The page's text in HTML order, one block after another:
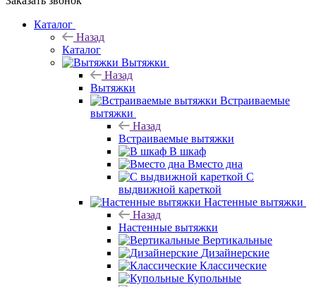
Каталог
Назад
Каталог
Вытяжки
Назад
Вытяжки
Встраиваемые
вытяжки
Назад
Встраиваемые вытяжки
В шкаф
Вместо дна
С
выдвижной кареткой
Настенные вытяжки
Назад
Настенные вытяжки
Вертикальные
Дизайнерские
Классические
Купольные